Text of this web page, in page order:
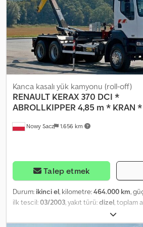
Nowy Sacz 1.656 km
Kanca kasalı yük kamyonu (roll-off)
RENAULT KERAX 370 DCI *
ABROLLKIPPER 4,85 m * KRAN
Talep etmek
Durum: ikinci el, kilometre:464.000 km,
ilk tescil:03/2003, yakıt türü:dizel, toplam
beyaz
alanı uzunluğu:4.850 mm, yükleme alanı